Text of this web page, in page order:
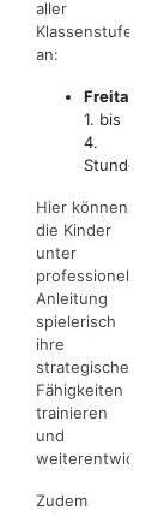
aller
Klassenstufen
an:
Freitags:
1. bis
4.
Stunde
Hier können
die Kinder
unter
professioneller
Anleitung
spielerisch
ihre
strategischen
Fähigkeiten
trainieren
und
weiterentwickeln.
Zudem